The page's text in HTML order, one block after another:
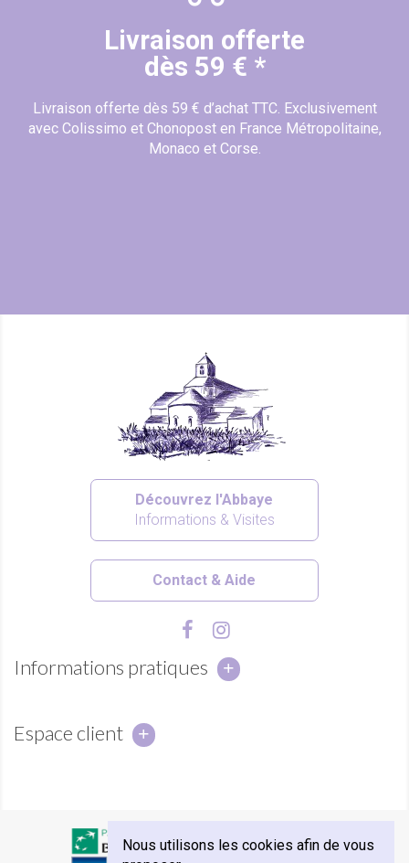
Livraison offerte
dès 59 € *
Livraison offerte dès 59 € d’achat TTC. Exclusivement
avec Colissimo et Chonopost en France Métropolitaine,
Monaco et Corse.
Découvrez l'Abbaye
Informations & Visites
Contact & Aide
Informations pratiques
Espace client
Nous utilisons les cookies afin de vous